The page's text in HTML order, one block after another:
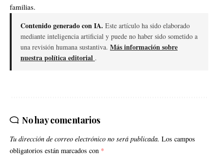
familias.
Contenido generado con IA. Este artículo ha sido elaborado
mediante inteligencia artificial y puede no haber sido sometido a
una revisión humana sustantiva. Más información sobre
nuestra política editorial .
No hay comentarios
Tu dirección de correo electrónico no será publicada. Los campos
obligatorios están marcados con *